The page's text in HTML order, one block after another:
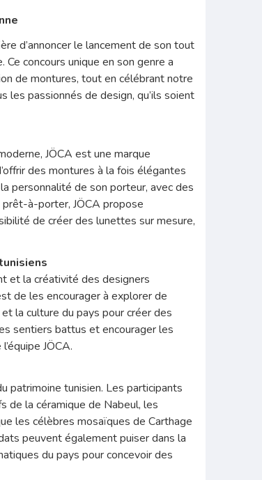
d’annoncer le lancement de son tout
Ce concours unique en son genre a
de montures, tout en célébrant notre
les passionnés de design, qu’ils soient
JÖCA est une marque
des montures à la fois élégantes
personnalité de son porteur, avec des
à-porter, JÖCA propose
de créer des lunettes sur mesure,
et la créativité des designers
de les encourager à explorer de
la culture du pays pour créer des
sentiers battus et encourager les
JÖCA.
patrimoine tunisien. Les participants
de la céramique de Nabeul, les
les célèbres mosaïques de Carthage
peuvent également puiser dans la
du pays pour concevoir des